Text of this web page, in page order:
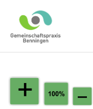
springen